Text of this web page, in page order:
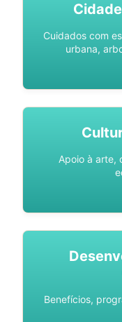
Cuidados com
urbana,
Apoio à arte,
Benefícios,